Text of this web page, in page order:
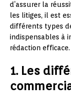
d’assurer la
les litiges, il est
différents types
indispensables à
rédaction efficace.
1. Les